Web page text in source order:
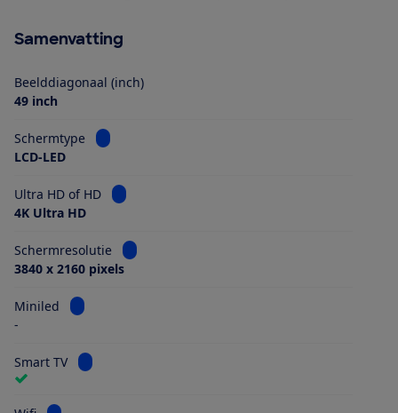
Samenvatting
Beelddiagonaal (inch)
49 inch
Schermtype
Bekijk informatie voor Schermtype
LCD-LED
Ultra HD of HD
Bekijk informatie voor Ultra HD of HD
4K Ultra HD
Schermresolutie
Bekijk informatie voor Schermresolutie
3840 x 2160 pixels
Miniled
Bekijk informatie voor Miniled
-
Smart TV Bekijk informatie voor Smart TV